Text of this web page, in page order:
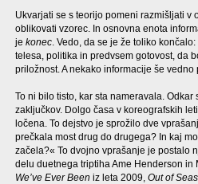
Ukvarjati se s teorijo pomeni razmišljati v
oblikovati vzorec. In osnovna enota
je konec. Vedo, da se je že toliko
telesa, politika in predvsem gotovost, da
priložnost. A nekako informacije še vedno
To ni bilo tisto, kar sta nameravala.
zaključkov. Dolgo časa v koreografskih
ločena. To dejstvo je sprožilo dve
prečkala most drug do drugega? In kaj
začela?« To dvojno vprašanje je postalo
delu duetnega triptiha Ame Henderson in
We’ve Ever Been iz leta 2009, Out of